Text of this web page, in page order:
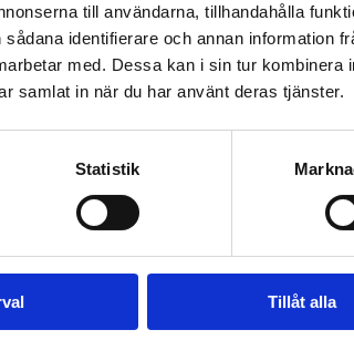
till användarna, tillhandahålla
identifierare och annan information
med. Dessa kan i sin tur kombinera
samlat in när du har använt deras tjänster.
Statistik
Tillåt alla
FÖLJ OSS